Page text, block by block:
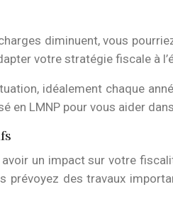
diminuent, vous
votre stratégie fiscale à
idéalement chaque
en LMNP pour vous aider
un impact sur votre
prévoyez des travaux